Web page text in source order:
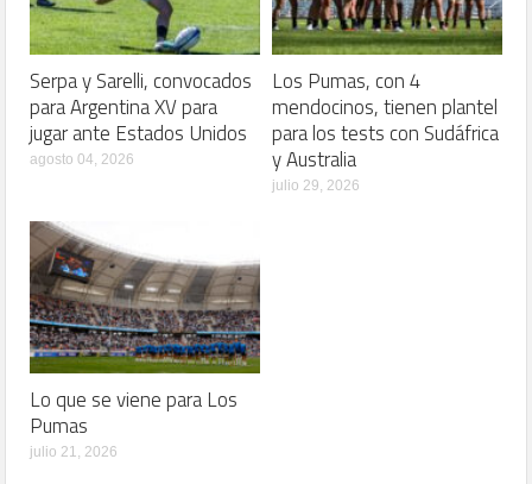
Serpa y Sarelli, convocados
para Argentina XV para
jugar ante Estados Unidos
agosto 04, 2026
Los Pumas, con 4
mendocinos, tienen plantel
para los tests con Sudáfrica
y Australia
julio 29, 2026
Lo que se viene para Los
Pumas
julio 21, 2026